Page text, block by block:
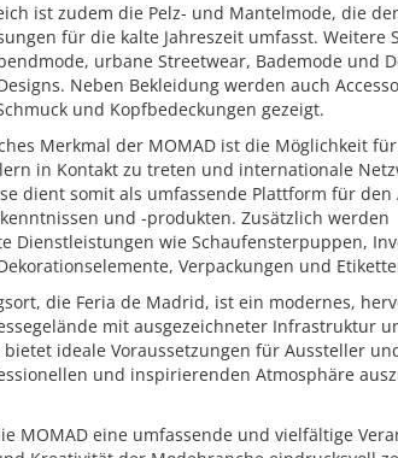
ist zudem die Pelz- und Mantelmode, die
für die kalte Jahreszeit umfasst. Weitere
urbane Streetwear, Bademode und
Neben Bekleidung werden auch
und Kopfbedeckungen gezeigt.
Merkmal der MOMAD ist die Möglichkeit
in Kontakt zu treten und internationale
dient somit als umfassende Plattform für den
und -produkten. Zusätzlich werden
Dienstleistungen wie Schaufensterpuppen,
Verpackungen und
die Feria de Madrid, ist ein modernes,
mit ausgezeichneter Infrastruktur
bietet ideale Voraussetzungen für Aussteller
und inspirierenden Atmosphäre
MOMAD eine umfassende und vielfältige